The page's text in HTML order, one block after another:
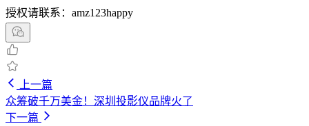
授权请联系：amz123happy
上一篇
众筹破千万美金！深圳投影仪品牌火了
下一篇